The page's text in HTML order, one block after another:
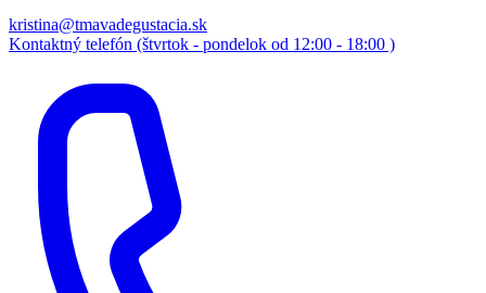
kristina@tmavadegustacia.sk
Kontaktný telefón (štvrtok - pondelok od 12:00 - 18:00 )